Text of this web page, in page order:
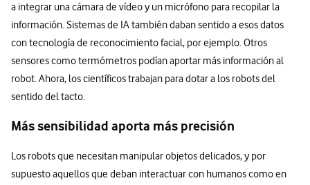
a integrar una cámara de vídeo y un micrófono para recopilar la
información. Sistemas de IA también daban sentido a esos datos
con tecnología de reconocimiento facial, por ejemplo. Otros
sensores como termómetros podían aportar más información al
robot. Ahora, los científicos trabajan para dotar a los robots del
sentido del tacto.
Más sensibilidad aporta más precisión
Los robots que necesitan manipular objetos delicados, y por
supuesto aquellos que deban interactuar con humanos como en